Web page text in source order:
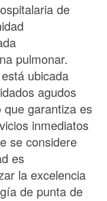
de
pulmonar.
ubicada
agudos
garantiza es
inmediatos
se considere
es
la excelencia
de punta de